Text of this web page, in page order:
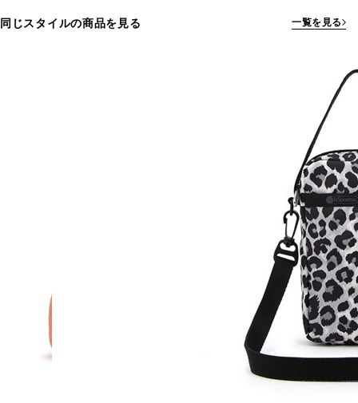
同じスタイルの商品を見る 一覧を見る